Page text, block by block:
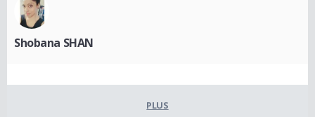
Shobana SHAN
PLUS